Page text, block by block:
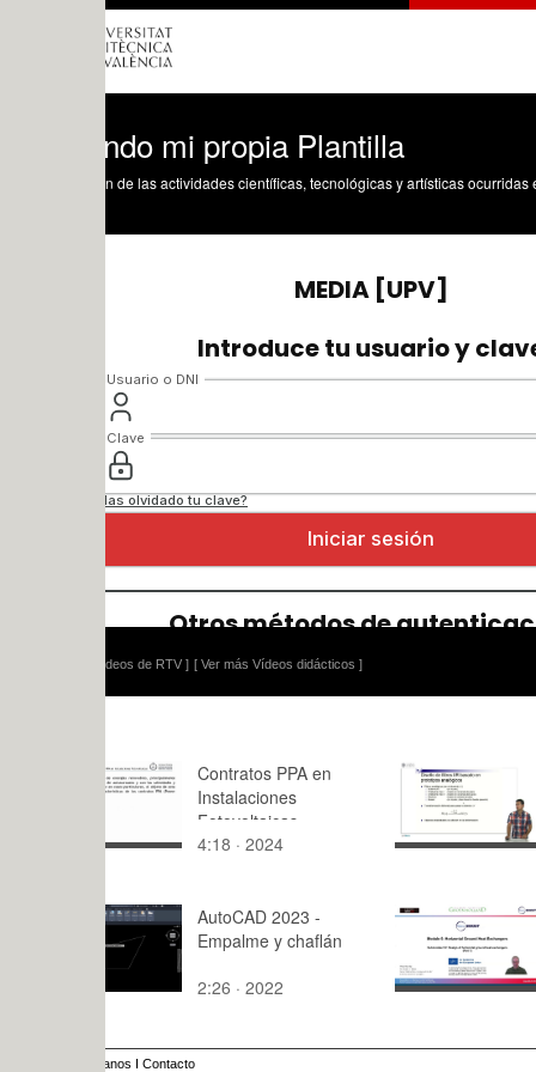
mi propia Plantilla
de las actividades científicas, tecnológicas y artísticas ocurridas en los tres
[ Ver más Vídeos didácticos ]
Contratos PPA en
Instalaciones
4:18 · 2024
Filtros IIR
prototipos
10:23 ·
AutoCAD 2023 -
Empalme y chaflán
2:26 · 2022
03-
01 (Post-
7:05 · 2025